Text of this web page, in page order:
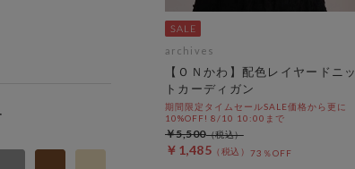
archives
【ＯＮかわ】配色レイヤードニッ
トカーディガン
期間限定タイムセールSALE価格から更に
10%OFF! 8/10 10:00まで
￥1,485 73％OFF
￥5,500